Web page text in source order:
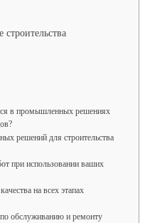
строительства
в промышленных решениях
решений для строительства
при использовании ваших
на всех этапах
обслуживанию и ремонту